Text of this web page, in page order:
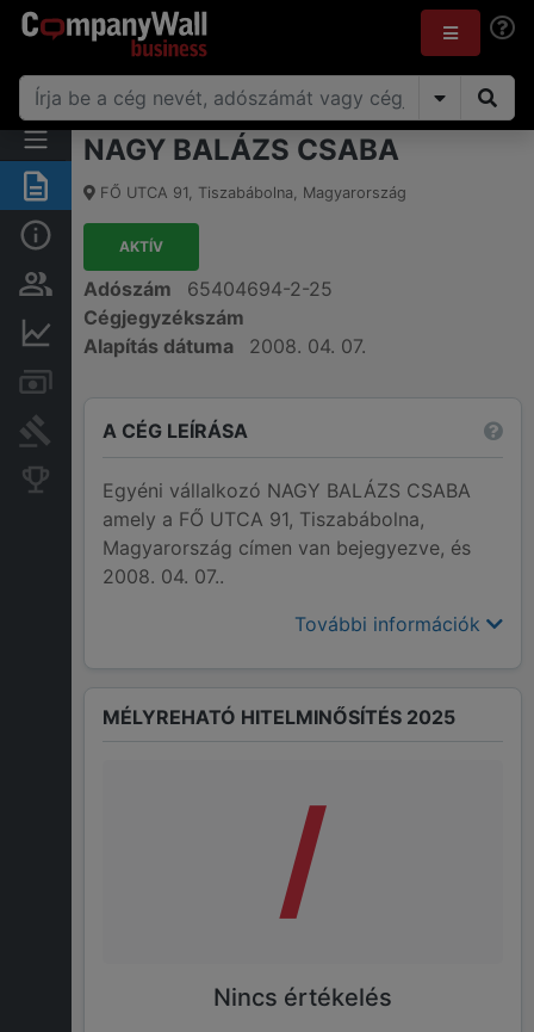
Összegzés
Alap információk
Személyek és tulajdonjog
Pénzügyi információk
Bírósági eljárások
Konkurens cégek
NAGY BALÁZS CSABA
FŐ UTCA 91, Tiszabábolna, Magyarország
AKTÍV
Adószám
65404694-2-25
Cégjegyzékszám
Alapítás dátuma
2008. 04. 07.
A CÉG LEÍRÁSA
Egyéni vállalkozó NAGY BALÁZS CSABA
amely a FŐ UTCA 91, Tiszabábolna,
Magyarország címen van bejegyezve, és
2008. 04. 07..
További információk
MÉLYREHATÓ HITELMINŐSÍTÉS 2025
/
Nincs értékelés